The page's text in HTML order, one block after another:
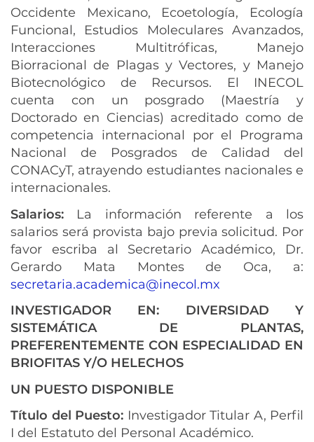
Occidente Mexicano, Ecoetología, Ecología
Funcional, Estudios Moleculares Avanzados,
Interacciones Multitróficas, Manejo
Biorracional de Plagas y Vectores, y Manejo
Biotecnológico de Recursos. El INECOL
cuenta con un posgrado (Maestría y
Doctorado en Ciencias) acreditado como de
competencia internacional por el Programa
Nacional de Posgrados de Calidad del
CONACyT, atrayendo estudiantes nacionales e
internacionales.
Salarios: La información referente a los
salarios será provista bajo previa solicitud. Por
favor escriba al Secretario Académico, Dr.
Gerardo Mata Montes de Oca, a:
secretaria.academica@inecol.mx
INVESTIGADOR EN: DIVERSIDAD Y
SISTEMÁTICA DE PLANTAS,
PREFERENTEMENTE CON ESPECIALIDAD EN
BRIOFITAS Y/O HELECHOS
UN PUESTO DISPONIBLE
Título del Puesto: Investigador Titular A, Perfil
I del Estatuto del Personal Académico.